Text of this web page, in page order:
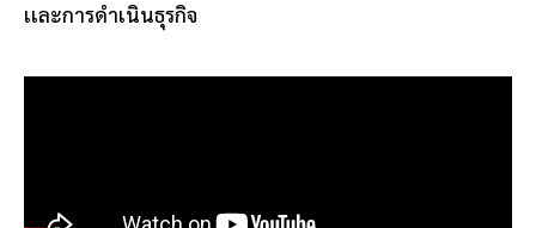
เเละการดำเนินธุรกิจ